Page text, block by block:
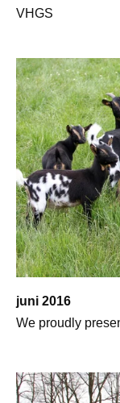
VHGS
juni 2016
We proudly